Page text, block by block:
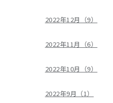
2022年12月（9）
2022年11月（6）
2022年10月（9）
2022年9月（1）